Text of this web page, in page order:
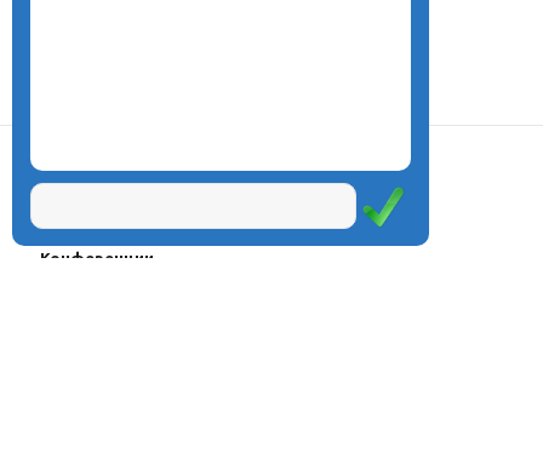
Проекты
Олимпиады
Конферeнции